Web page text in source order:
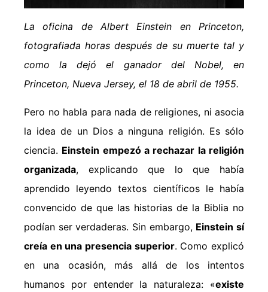
La oficina de Albert Einstein en Princeton,
fotografiada horas después de su muerte tal y
como la dejó el ganador del Nobel, en
Princeton, Nueva Jersey, el 18 de abril de 1955.
Pero no habla para nada de religiones, ni asocia
la idea de un Dios a ninguna religión. Es sólo
ciencia. Einstein empezó a rechazar la religión
organizada, explicando que lo que había
aprendido leyendo textos científicos le había
convencido de que las historias de la Biblia no
podían ser verdaderas. Sin embargo, Einstein sí
creía en una presencia superior. Como explicó
en una ocasión, más allá de los intentos
humanos por entender la naturaleza: «existe